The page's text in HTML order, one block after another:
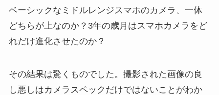
ベーシックなミドルレンジスマホのカメラ、一体
どちらが上なのか？3年の歳月はスマホカメラをど
れだけ進化させたのか？
その結果は驚くものでした。撮影された画像の良
し悪しはカメラスペックだけではないことがわか